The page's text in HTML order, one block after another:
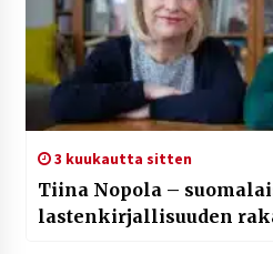
3 kuukautta sitten
Tiina Nopola –
lastenkirjallisuuden